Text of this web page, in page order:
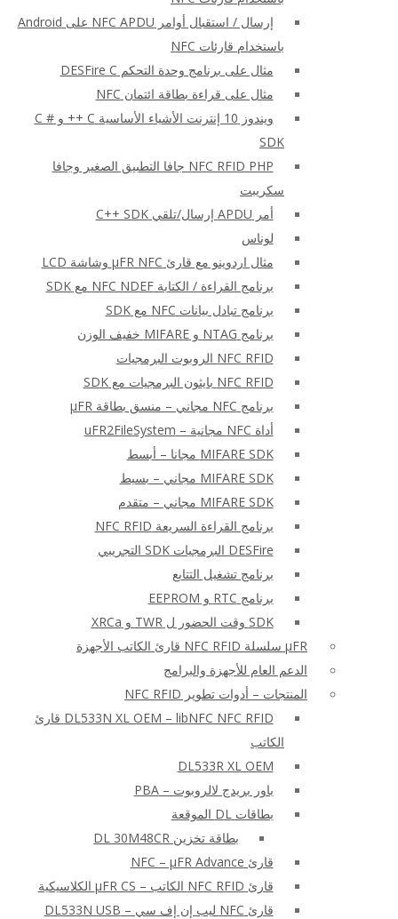
إرسال / استقبال أوامر NFC APDU على Android
باستخدام قارئات NFC
مثال على برنامج وحدة التحكم DESFire C
مثال على قراءة بطاقة ائتمان NFC
ويندوز 10 إنترنت الأشياء الأساسية C ++ و C #
SDK
NFC RFID PHP جافا التطبيق الصغير وجافا
سكريبت
أمر APDU إرسال/تلقي C++ SDK
لوناس
مثال اردوينو مع قارئ μFR NFC وشاشة LCD
برنامج القراءة / الكتابة NFC NDEF مع SDK
برنامج تبادل بيانات NFC مع SDK
برنامج NTAG و MIFARE خفيف الوزن
NFC RFID الروبوت البرمجيات
NFC RFID بايثون البرمجيات مع SDK
برنامج NFC مجاني – منسق بطاقة μFR
أداة NFC مجانية – uFR2FileSystem
MIFARE SDK مجانا – أبسط
MIFARE SDK مجاني – بسيط
MIFARE SDK مجاني – متقدم
برنامج القراءة السريعة NFC RFID
DESFire البرمجيات SDK التجريبي
برنامج تشغيل التتابع
برنامج RTC و EEPROM
SDK وقت الحضور ل TWR و XRCa
μFR سلسلة NFC RFID قارئ الكاتب الأجهزة
الدعم العام للأجهزة والبرامج
المنتجات – أدوات تطوير NFC RFID
DL533N XL OEM – libNFC NFC RFID قارئ
الكاتب
DL533R XL OEM
باور بريدج لالروبوت – PBA
بطاقات DL الموقعة
بطاقة تخزين DL 30M48CR
قارئ NFC – μFR Advance
قارئ NFC RFID الكاتب – μFR CS الكلاسيكية
قارئ NFC ليب إن إف سي – DL533N USB